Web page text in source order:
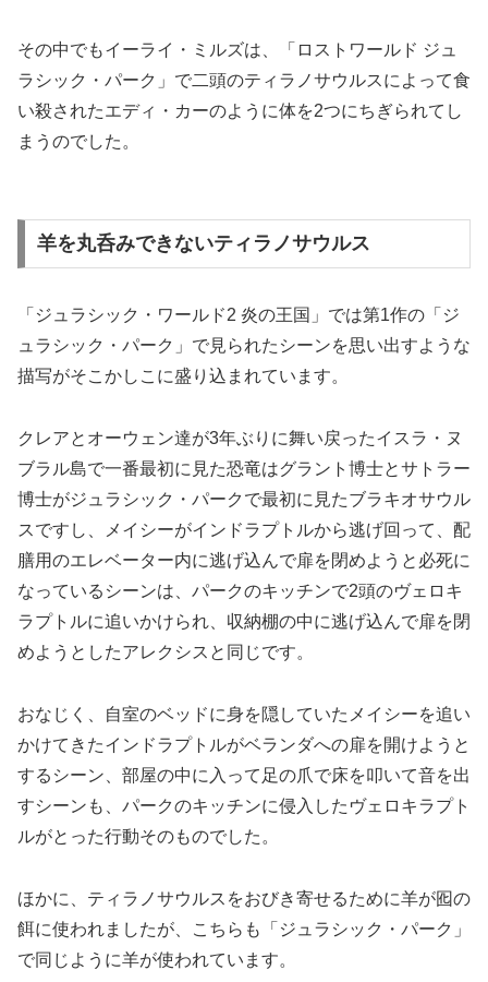
その中でもイーライ・ミルズは、「ロストワールド ジュ
ラシック・パーク」で二頭のティラノサウルスによって食
い殺されたエディ・カーのように体を2つにちぎられてし
まうのでした。
羊を丸呑みできないティラノサウルス
「ジュラシック・ワールド2 炎の王国」では第1作の「ジ
ュラシック・パーク」で見られたシーンを思い出すような
描写がそこかしこに盛り込まれています。
クレアとオーウェン達が3年ぶりに舞い戻ったイスラ・ヌ
ブラル島で一番最初に見た恐竜はグラント博士とサトラー
博士がジュラシック・パークで最初に見たブラキオサウル
スですし、メイシーがインドラプトルから逃げ回って、配
膳用のエレベーター内に逃げ込んで扉を閉めようと必死に
なっているシーンは、パークのキッチンで2頭のヴェロキ
ラプトルに追いかけられ、収納棚の中に逃げ込んで扉を閉
めようとしたアレクシスと同じです。
おなじく、自室のベッドに身を隠していたメイシーを追い
かけてきたインドラプトルがベランダへの扉を開けようと
するシーン、部屋の中に入って足の爪で床を叩いて音を出
すシーンも、パークのキッチンに侵入したヴェロキラプト
ルがとった行動そのものでした。
ほかに、ティラノサウルスをおびき寄せるために羊が囮の
餌に使われましたが、こちらも「ジュラシック・パーク」
で同じように羊が使われています。